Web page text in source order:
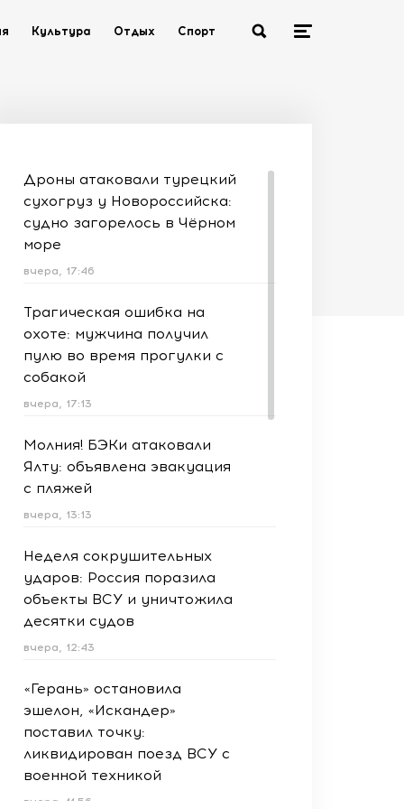
Культура Отдых Спорт
Дроны атаковали турецкий
сухогруз у Новороссийска:
судно загорелось в Чёрном
море
вчера, 17:46
Трагическая ошибка на
охоте: мужчина получил
пулю во время прогулки с
собакой
вчера, 17:13
Молния! БЭКи атаковали
Ялту: объявлена эвакуация
с пляжей
вчера, 13:13
Неделя сокрушительных
ударов: Россия поразила
объекты ВСУ и уничтожила
десятки судов
вчера, 12:43
«Герань» остановила
эшелон, «Искандер»
поставил точку:
ликвидирован поезд ВСУ с
военной техникой
вчера, 11:56